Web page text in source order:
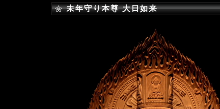
未年守り本尊 大日如来